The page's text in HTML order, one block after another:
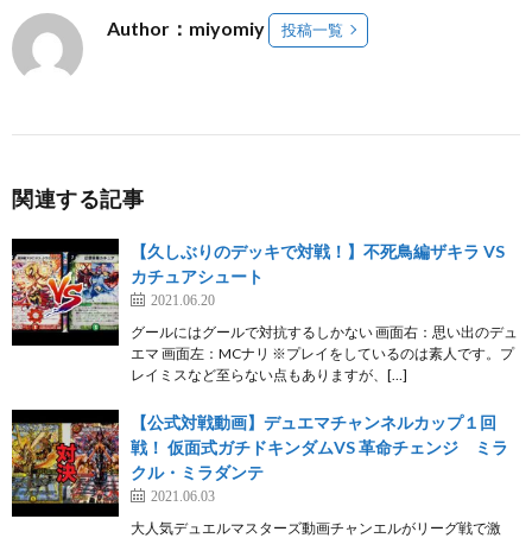
Author：miyomiy 投稿一覧
関連する記事
【久しぶりのデッキで対戦！】不死鳥編ザキラ VS
カチュアシュート
2021.06.20
グールにはグールで対抗するしかない 画面右：思い出のデュ
エマ 画面左：MCナリ ※プレイをしているのは素人です。プ
レイミスなど至らない点もありますが、[…]
【公式対戦動画】デュエマチャンネルカップ１回
戦！ 仮面式ガチドキンダムVS 革命チェンジ ミラ
クル・ミラダンテ
2021.06.03
大人気デュエルマスターズ動画チャンエルがリーグ戦で激